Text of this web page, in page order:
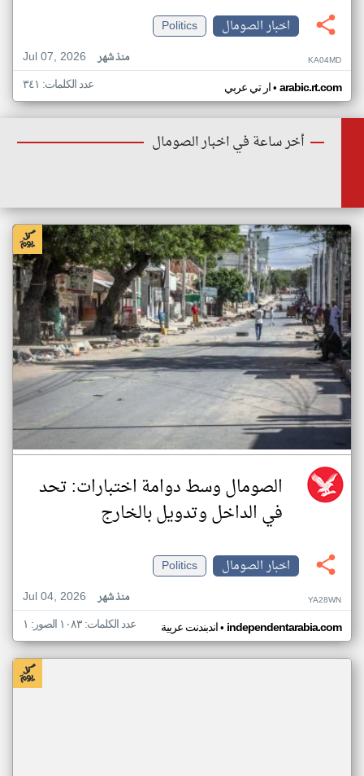
اخبار الصومال
Politics
Jul 07, 2026
منذ شهر KA04MD
ار تي عربي• arabic.rt.com عدد الكلمات: ٣٤١
أخر ساعة في اخبار الصومال
الصومال وسط دوامة اختبارات: تحد
في الداخل وتدويل بالخارج
اخبار الصومال
Politics
Jul 04, 2026
منذ شهر YA28WN
اندبندنت عربية• independentarabia.com عدد الكلمات: ١٠٨٣ الصور: ١